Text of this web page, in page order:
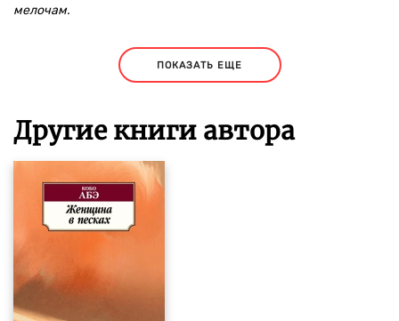
мелочам.
ПОКАЗАТЬ ЕЩЕ
Другие книги автора